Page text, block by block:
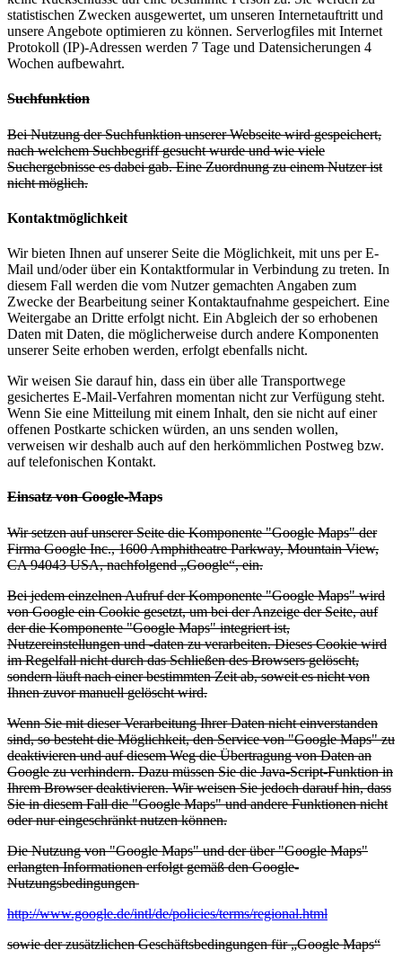
statistischen Zwecken ausgewertet, um unseren Internetauftritt und
unsere Angebote optimieren zu können. Serverlogfiles mit Internet
Protokoll (IP)-Adressen werden 7 Tage und Datensicherungen 4
Wochen aufbewahrt.
Suchfunktion
Bei Nutzung der Suchfunktion unserer Webseite wird gespeichert,
nach welchem Suchbegriff gesucht wurde und wie viele
Suchergebnisse es dabei gab. Eine Zuordnung zu einem Nutzer ist
nicht möglich.
Kontaktmöglichkeit
Wir bieten Ihnen auf unserer Seite die Möglichkeit, mit uns per E-
Mail und/oder über ein Kontaktformular in Verbindung zu treten. In
diesem Fall werden die vom Nutzer gemachten Angaben zum
Zwecke der Bearbeitung seiner Kontaktaufnahme gespeichert. Eine
Weitergabe an Dritte erfolgt nicht. Ein Abgleich der so erhobenen
Daten mit Daten, die möglicherweise durch andere Komponenten
unserer Seite erhoben werden, erfolgt ebenfalls nicht.
Wir weisen Sie darauf hin, dass ein über alle Transportwege
gesichertes E-Mail-Verfahren momentan nicht zur Verfügung steht.
Wenn Sie eine Mitteilung mit einem Inhalt, den sie nicht auf einer
offenen Postkarte schicken würden, an uns senden wollen,
verweisen wir deshalb auch auf den herkömmlichen Postweg bzw.
auf telefonischen Kontakt.
Einsatz von Google-Maps
Wir setzen auf unserer Seite die Komponente "Google Maps" der
Firma Google Inc., 1600 Amphitheatre Parkway, Mountain View,
CA 94043 USA, nachfolgend „Google“, ein.
Bei jedem einzelnen Aufruf der Komponente "Google Maps" wird
von Google ein Cookie gesetzt, um bei der Anzeige der Seite, auf
der die Komponente "Google Maps" integriert ist,
Nutzereinstellungen und -daten zu verarbeiten. Dieses Cookie wird
im Regelfall nicht durch das Schließen des Browsers gelöscht,
sondern läuft nach einer bestimmten Zeit ab, soweit es nicht von
Ihnen zuvor manuell gelöscht wird.
Wenn Sie mit dieser Verarbeitung Ihrer Daten nicht einverstanden
sind, so besteht die Möglichkeit, den Service von "Google Maps" zu
deaktivieren und auf diesem Weg die Übertragung von Daten an
Google zu verhindern. Dazu müssen Sie die Java-Script-Funktion in
Ihrem Browser deaktivieren. Wir weisen Sie jedoch darauf hin, dass
Sie in diesem Fall die "Google Maps" und andere Funktionen nicht
oder nur eingeschränkt nutzen können.
Die Nutzung von "Google Maps" und der über "Google Maps"
erlangten Informationen erfolgt gemäß den Google-
Nutzungsbedingungen
http://www.google.de/intl/de/policies/terms/regional.html
sowie der zusätzlichen Geschäftsbedingungen für „Google Maps“